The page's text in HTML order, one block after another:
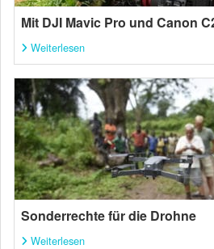
Mit DJI Mavic Pro und Canon
Weiterlesen
Sonderrechte für die Drohne
Weiterlesen